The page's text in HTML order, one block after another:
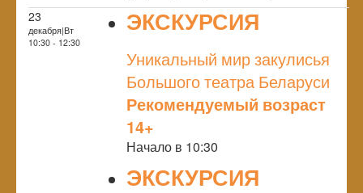
23
декабря|Вт
10:30 - 12:30
ЭКСКУРСИЯ
Уникальный мир закулисья
Большого театра Беларуси
Рекомендуемый возраст
14+
Начало в 10:30
ЭКСКУРСИЯ